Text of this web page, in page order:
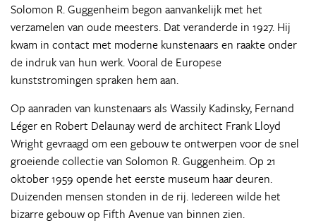
Solomon R. Guggenheim begon aanvankelijk met het
verzamelen van oude meesters. Dat veranderde in 1927. Hij
kwam in contact met moderne kunstenaars en raakte onder
de indruk van hun werk. Vooral de Europese
kunststromingen spraken hem aan.
Op aanraden van kunstenaars als Wassily Kadinsky, Fernand
Léger en Robert Delaunay werd de architect Frank Lloyd
Wright gevraagd om een gebouw te ontwerpen voor de snel
groeiende collectie van Solomon R. Guggenheim. Op 21
oktober 1959 opende het eerste museum haar deuren.
Duizenden mensen stonden in de rij. Iedereen wilde het
bizarre gebouw op Fifth Avenue van binnen zien.